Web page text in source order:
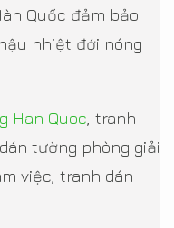
Quốc đảm bảo
nhiệt đới nóng
Han Quoc , tranh
tường phòng giải
việc, tranh dán